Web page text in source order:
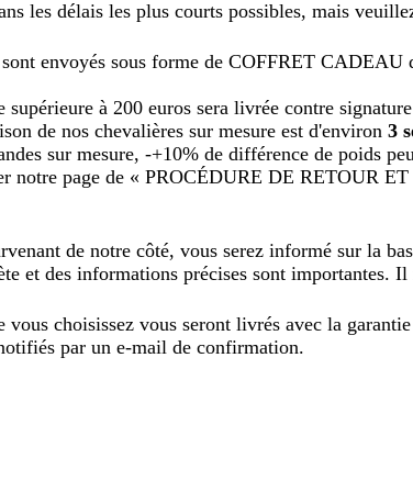
les délais les plus courts possibles, mais
envoyés sous forme de COFFRET CADEAU
supérieure à 200 euros sera livrée contre
de nos chevalières sur mesure est d'environ3
sur mesure, -+10% de différence de poids
notre page de « PROCÉDURE DE RETOUR
de notre côté, vous serez informé sur la
et des informations précises sont importantes.
vous choisissez vous seront livrés avec la garantie
par un e-mail de confirmation.